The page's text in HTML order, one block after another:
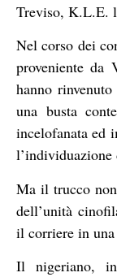
Treviso, K.L.E.
Nel corso dei
proveniente da
hanno
una busta
incelofanata ed
l’individuazione
Ma il trucco
dell’unità
il corriere in una
Il nigeriano,